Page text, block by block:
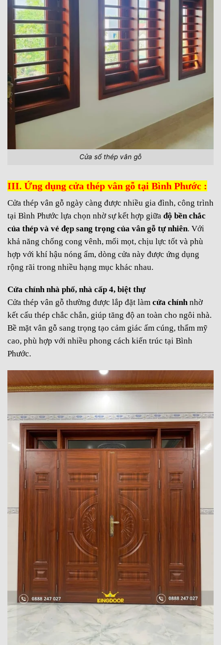
Cửa sổ thép vân gỗ
III. Ứng dụng cửa thép vân gỗ tại Bình Phước :
Cửa thép vân gỗ ngày càng được nhiều gia đình, công trình
tại Bình Phước lựa chọn nhờ sự kết hợp giữa độ bền chắc
của thép và vẻ đẹp sang trọng của vân gỗ tự nhiên. Với
khả năng chống cong vênh, mối mọt, chịu lực tốt và phù
hợp với khí hậu nóng ẩm, dòng cửa này được ứng dụng
rộng rãi trong nhiều hạng mục khác nhau.
Cửa chính nhà phố, nhà cấp 4, biệt thự
Cửa thép vân gỗ thường được lắp đặt làm cửa chínhnhờ
kết cấu thép chắc chắn, giúp tăng độ an toàn cho ngôi nhà.
Bề mặt vân gỗ sang trọng tạo cảm giác ấm cúng, thẩm mỹ
cao, phù hợp với nhiều phong cách kiến trúc tại Bình
Phước.